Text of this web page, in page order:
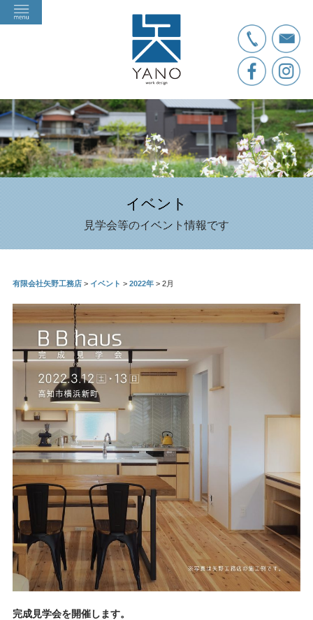
イベント
見学会等のイベント情報です
有限会社矢野工務店> イベント > 2022年> 2月
完成見学会を開催します。